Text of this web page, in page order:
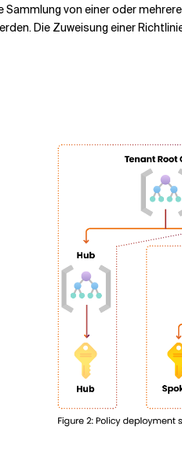
Sammlung von einer oder
Die Zuweisung einer